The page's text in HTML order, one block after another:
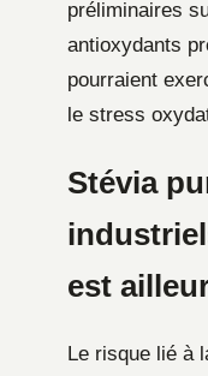
préliminaires
antioxydants
pourraient
le stress
Stévia
est
Le risque lié à